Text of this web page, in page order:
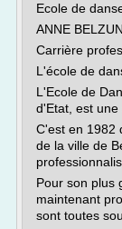
Ecole de
ANNE
Carrière
L'école de
L'Ecole de
d'Etat, est une
C'est en 1982
de la ville de
Pour son plus
maintenant
sont toutes